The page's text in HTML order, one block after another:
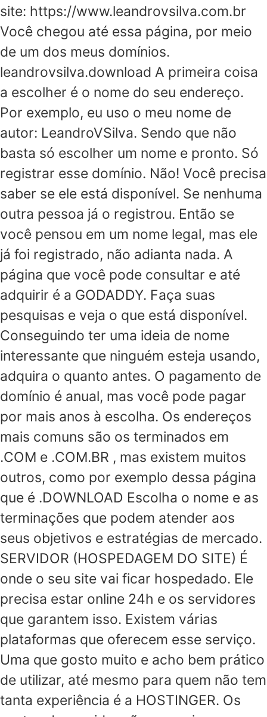
site: https://www.leandrovsilva.com.br
Você chegou até essa página, por meio
de um dos meus domínios.
leandrovsilva.download A primeira coisa
a escolher é o nome do seu endereço.
Por exemplo, eu uso o meu nome de
autor: LeandroVSilva. Sendo que não
basta só escolher um nome e pronto. Só
registrar esse domínio. Não! Você precisa
saber se ele está disponível. Se nenhuma
outra pessoa já o registrou. Então se
você pensou em um nome legal, mas ele
já foi registrado, não adianta nada. A
página que você pode consultar e até
adquirir é a GODADDY. Faça suas
pesquisas e veja o que está disponível.
Conseguindo ter uma ideia de nome
interessante que ninguém esteja usando,
adquira o quanto antes. O pagamento de
domínio é anual, mas você pode pagar
por mais anos à escolha. Os endereços
mais comuns são os terminados em
.COM e .COM.BR , mas existem muitos
outros, como por exemplo dessa página
que é .DOWNLOAD Escolha o nome e as
terminações que podem atender aos
seus objetivos e estratégias de mercado.
SERVIDOR (HOSPEDAGEM DO SITE) É
onde o seu site vai ficar hospedado. Ele
precisa estar online 24h e os servidores
que garantem isso. Existem várias
plataformas que oferecem esse serviço.
Uma que gosto muito e acho bem prático
de utilizar, até mesmo para quem não tem
tanta experiência é a HOSTINGER. Os